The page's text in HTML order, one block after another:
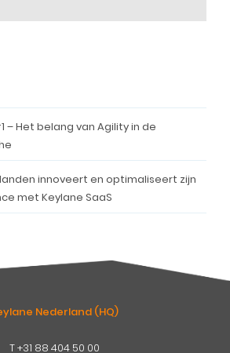
– Het belang van Agility in de
innoveert en optimaliseert zijn
met Keylane SaaS
Nederland (HQ)
T+31 88 404 50 00